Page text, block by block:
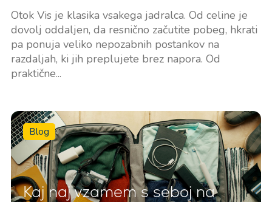
Otok Vis je klasika vsakega jadralca. Od celine je
dovolj oddaljen, da resnično začutite pobeg, hkrati
pa ponuja veliko nepozabnih postankov na
razdaljah, ki jih preplujete brez napora. Od
praktične...
Blog
Kaj naj vzamem s seboj na